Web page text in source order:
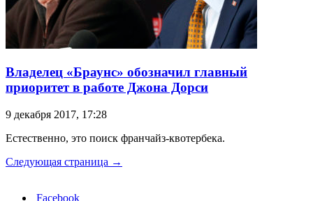
Владелец «Браунс» обозначил главный
приоритет в работе Джона Дорси
9 декабря 2017, 17:28
Естественно, это поиск франчайз-квотербека.
Следующая страница →
Facebook